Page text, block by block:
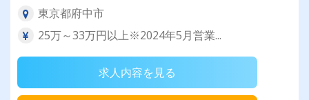
東京都府中市
25万～33万円以上※2024年5月営業...
求人内容を見る